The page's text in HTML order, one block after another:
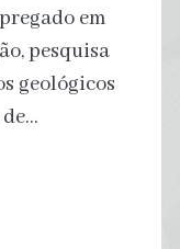
em
pesquisa
geológicos